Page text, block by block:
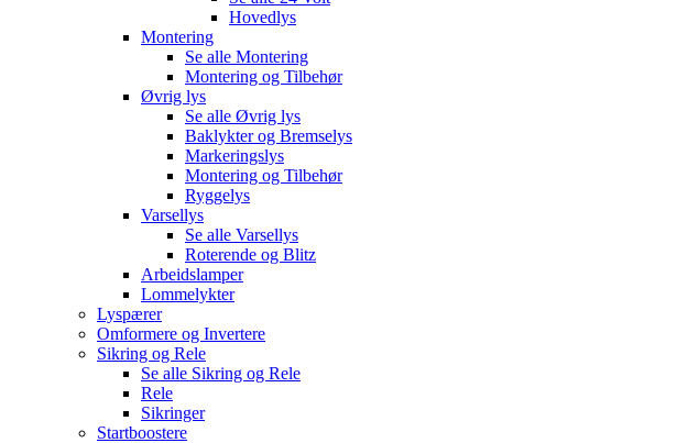
Hovedlys
Montering
Se alle Montering
Montering og Tilbehør
Øvrig lys
Se alle Øvrig lys
Baklykter og Bremselys
Markeringslys
Montering og Tilbehør
Ryggelys
Varsellys
Se alle Varsellys
Roterende og Blitz
Arbeidslamper
Lommelykter
Lyspærer
Omformere og Invertere
Sikring og Rele
Se alle Sikring og Rele
Rele
Sikringer
Startboostere